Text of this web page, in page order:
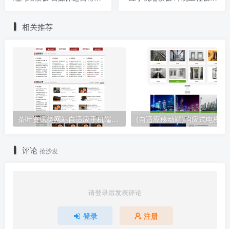
相关推荐
茶叶资讯类网站自适应手机端pbootcms模板 茶叶产品茶叶知识信息网站源码下载
评论 抢沙发
请登录后发表评论
登录 注册